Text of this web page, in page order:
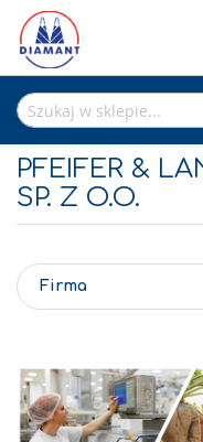
PFEIFER &
SP. Z O.O.
Firma